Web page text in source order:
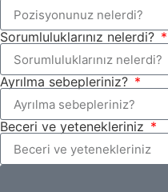
Sorumluluklarınız nelerdi?
Ayrılma sebepleriniz?
Beceri ve yetenekleriniz